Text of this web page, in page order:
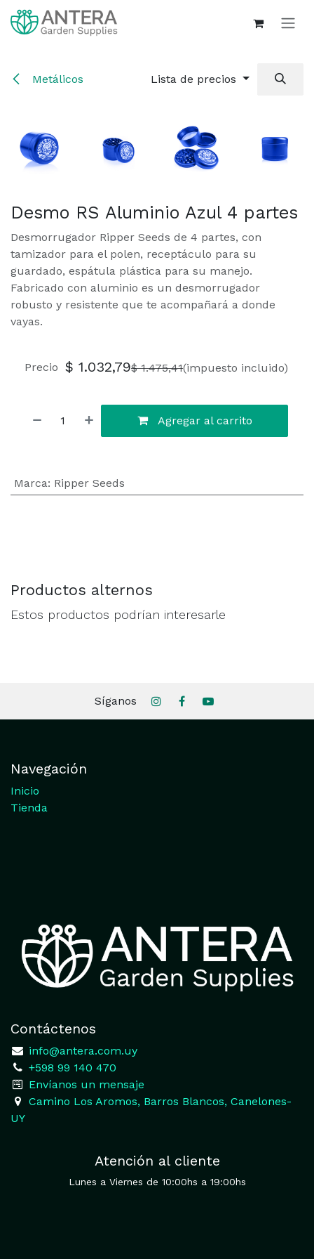
Ir al contenido
Metálicos Lista de precios
Desmo RS Aluminio Azul 4 partes
Desmorrugador Ripper Seeds de 4 partes, con
tamizador para el polen, receptáculo para su
guardado, espátula plástica para su manejo.
Fabricado con aluminio es un desmorrugador
robusto y resistente que te acompañará a donde
vayas.
Agregar al carrito
Precio $ 1.032,79$1.475,41(impuesto incluido)
Marca: Ripper Seeds
Productos alternos
Estos productos podrían interesarle
Síganos
Navegación
Inicio
Tienda
Contáctenos
info@antera.com.uy
+598 99 140 470
​Envíanos un mensaje
​Camino Los Aromos, Barros Blancos, Canelones-
UY
Atención al cliente
Lunes a Viernes de 10:00hs a 19:00hs